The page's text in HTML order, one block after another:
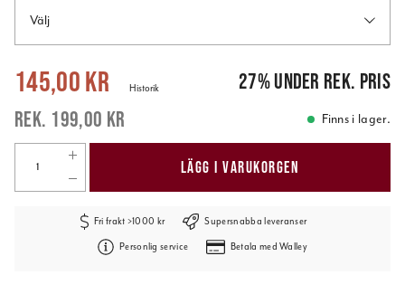
Välj
Nuvarande pris:145,00 kr 199,00 kr
145,00 kr
199,00 kr
Historik 27%under rek. pris
Finns i lager.
LÄGG I VARUKORGEN
Fri frakt >1000 kr Supersnabba leveranser
Personlig service Betala med Walley